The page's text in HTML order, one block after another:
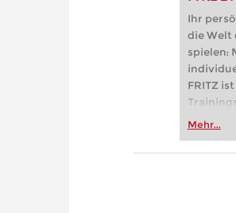
Ihr
die Welt
spielen:
FRITZ
zuvor.
Mehr...